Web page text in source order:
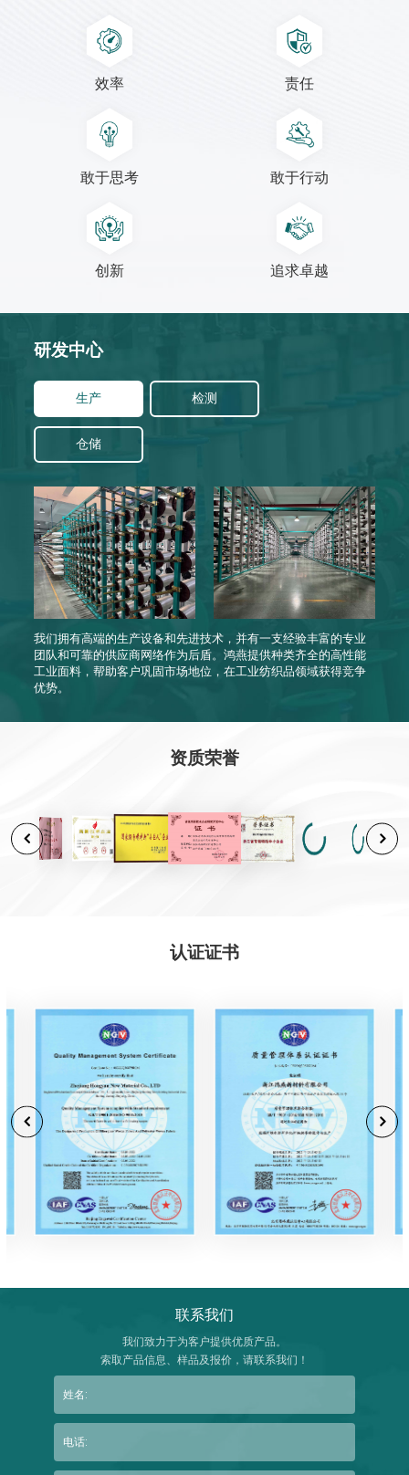
效率 责任
敢于思考 敢于行动
创新 追求卓越
研发中心
生产 检测
仓储
我们拥有高端的生产设备和先进技术，并有一支经验丰富的专业
团队和可靠的供应商网络作为后盾。鸿燕提供种类齐全的高性能
工业面料，帮助客户巩固市场地位，在工业纺织品领域获得竞争
优势。
资质荣誉
认证证书
联系我们
我们致力于为客户提供优质产品。
索取产品信息、样品及报价，请联系我们！